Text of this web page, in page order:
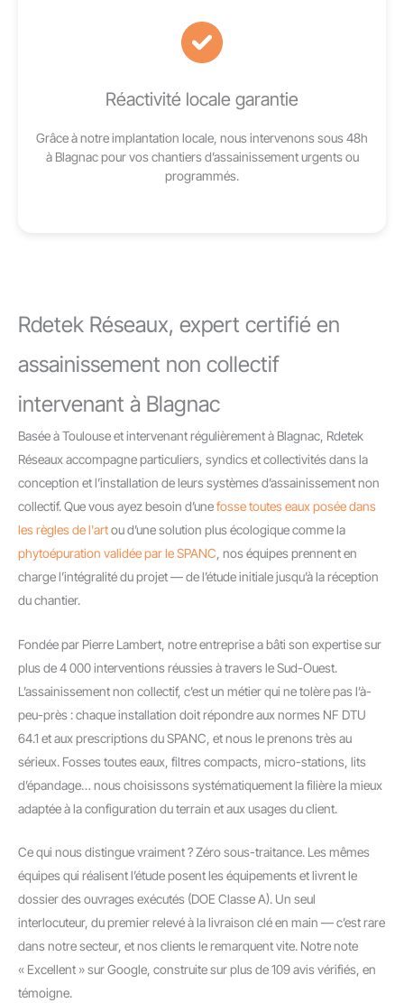
Réactivité locale garantie
Grâce à notre implantation locale, nous intervenons sous 48h
à Blagnac pour vos chantiers d’assainissement urgents ou
programmés.
Rdetek Réseaux, expert certifié en
assainissement non collectif
intervenant à Blagnac
Basée à Toulouse et intervenant régulièrement à Blagnac, Rdetek
Réseaux accompagne particuliers, syndics et collectivités dans la
conception et l’installation de leurs systèmes d’assainissement non
collectif. Que vous ayez besoin d’unefosse toutes eaux posée dans
les règles de l'artou d’une solution plus écologique comme la
phytoépuration validée par le SPANC , nos équipes prennent en
charge l’intégralité du projet — de l’étude initiale jusqu’à la réception
du chantier.
Fondée par Pierre Lambert, notre entreprise a bâti son expertise sur
plus de 4 000 interventions réussies à travers le Sud-Ouest.
L’assainissement non collectif, c’est un métier qui ne tolère pas l’à-
peu-près : chaque installation doit répondre aux normes NF DTU
64.1 et aux prescriptions du SPANC, et nous le prenons très au
sérieux. Fosses toutes eaux, filtres compacts, micro-stations, lits
d’épandage… nous choisissons systématiquement la filière la mieux
adaptée à la configuration du terrain et aux usages du client.
Ce qui nous distingue vraiment ? Zéro sous-traitance. Les mêmes
équipes qui réalisent l’étude posent les équipements et livrent le
dossier des ouvrages exécutés (DOE Classe A). Un seul
interlocuteur, du premier relevé à la livraison clé en main — c’est rare
dans notre secteur, et nos clients le remarquent vite. Notre note
« Excellent » sur Google, construite sur plus de 109 avis vérifiés, en
témoigne.